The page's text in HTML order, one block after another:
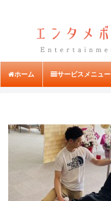
ホーム サービスメニュー